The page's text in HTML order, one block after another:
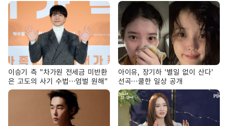
이승기 측 "차가원 전세금 미반환
은 고도의 사기 수법…엄벌 원해"
아이유, 장기하 '별일 없이 산다'
선곡…쿨한 일상 공개